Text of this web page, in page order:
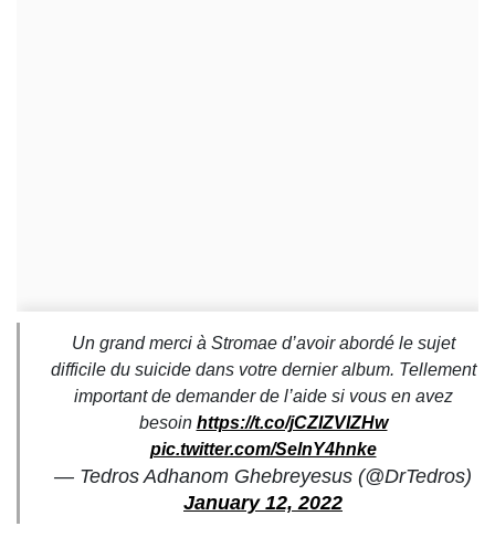
Un grand merci à Stromae d’avoir abordé le sujet
difficile du suicide dans votre dernier album. Tellement
important de demander de l’aide si vous en avez
besoin https://t.co/jCZIZVIZHw
pic.twitter.com/SelnY4hnke
— Tedros Adhanom Ghebreyesus (@DrTedros)
January 12, 2022